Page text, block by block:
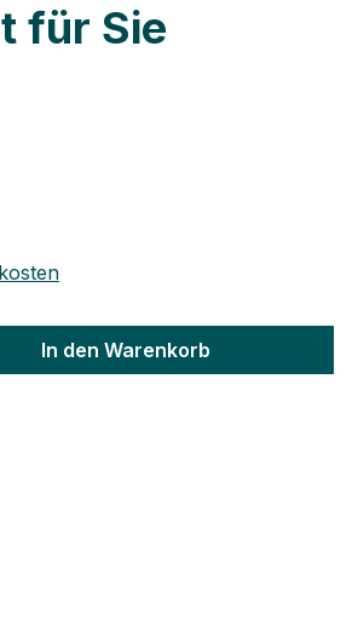
für Sie
gewünschten Wert
In den Warenkorb